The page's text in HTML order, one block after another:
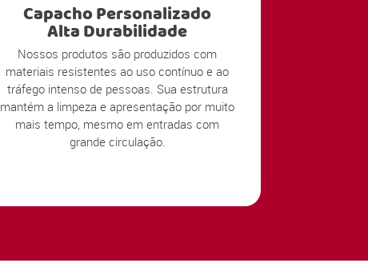
Capacho Personalizado
Alta Durabilidade
Nossos produtos são produzidos com
materiais resistentes ao uso contínuo e ao
tráfego intenso de pessoas. Sua estrutura
mantém a limpeza e apresentação por muito
mais tempo, mesmo em entradas com
grande circulação.